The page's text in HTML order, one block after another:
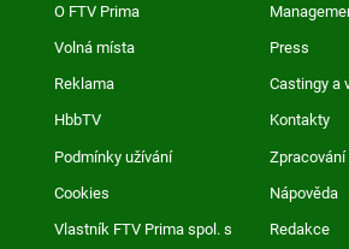
O FTV Prima
Volná místa Press
Reklama Castingy a
HbbTV Kontakty
Podmínky užívání
Cookies Nápověda
Vlastník FTV Prima spol. s
Redakce